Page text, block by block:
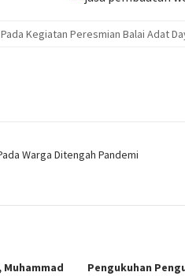
Kegiatan Peresmian Balai Adat
Warga Ditengah Pandemi
Muhammad
Pengukuhan